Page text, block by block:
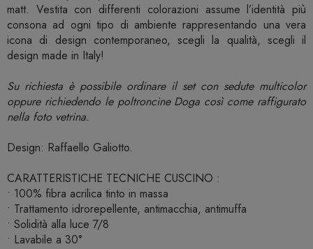
matt. Vestita con differenti colorazioni assume l’identità più
consona ad ogni tipo di ambiente rappresentando una vera
icona di design contemporaneo, scegli la qualità, scegli il
design made in Italy!
Su richiesta è possibile ordinare il set con sedute multicolor
oppure richiedendo le poltroncine Doga così come raffigurato
nella foto vetrina.
Design: Raffaello Galiotto.
CARATTERISTICHE TECNICHE CUSCINO :
• 100% fibra acrilica tinto in massa
• Trattamento idrorepellente, antimacchia, antimuffa
• Solidità alla luce 7/8
• Lavabile a 30°